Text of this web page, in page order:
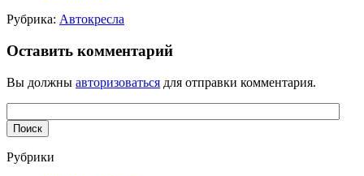
Рубрика: Автокресла
Оставить комментарий
Вы должны авторизоваться для отправки комментария.
Рубрики